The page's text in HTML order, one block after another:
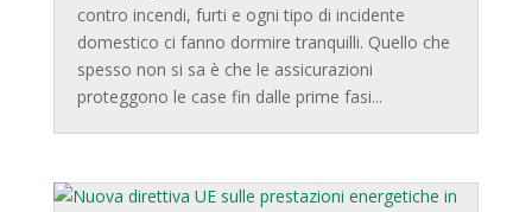
contro incendi, furti e ogni tipo di incidente
domestico ci fanno dormire tranquilli. Quello che
spesso non si sa è che le assicurazioni
proteggono le case fin dalle prime fasi...